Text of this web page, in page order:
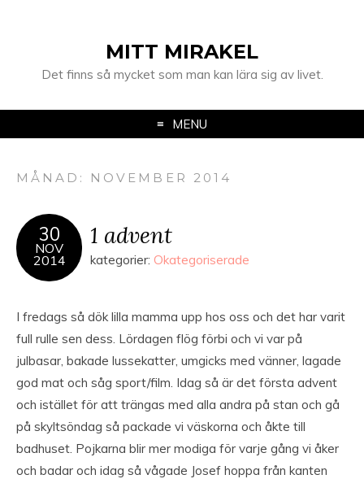
MITT MIRAKEL
Det finns så mycket som man kan lära sig av livet.
MENU
MÅNAD: NOVEMBER 2014
30
NOV
2014
1 advent
kategorier: Okategoriserade
I fredags så dök lilla mamma upp hos oss och det har varit
full rulle sen dess. Lördagen flög förbi och vi var på
julbasar, bakade lussekatter, umgicks med vänner, lagade
god mat och såg sport/film. Idag så är det första advent
och istället för att trängas med alla andra på stan och gå
på skyltsöndag så packade vi väskorna och åkte till
badhuset. Pojkarna blir mer modiga för varje gång vi åker
och badar och idag så vågade Josef hoppa från kanten